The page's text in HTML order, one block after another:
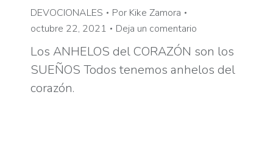
DEVOCIONALES Por Kike Zamora
octubre 22, 2021
Deja un comentario
Los ANHELOS del CORAZÓN son los
SUEÑOS Todos tenemos anhelos del
corazón.